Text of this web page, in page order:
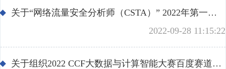
关于“网络流量安全分析师（CSTA）” 2022年第一期考试相关安排的通知
2022-09-28 11:15:22
关于组织2022 CCF大数据与计算智能大赛百度赛道西部赛区的通知